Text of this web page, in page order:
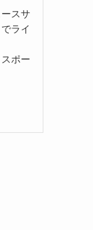
スサ
ライ
ポー